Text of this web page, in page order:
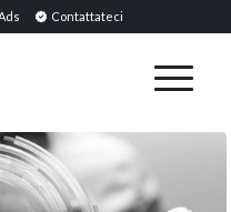
Contattateci